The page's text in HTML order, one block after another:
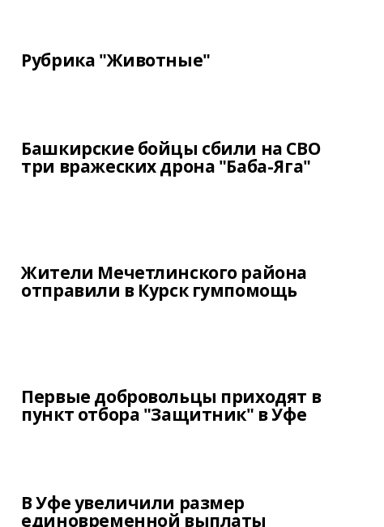
Рубрика "Животные"
Башкирские бойцы сбили на СВО
три вражеских дрона "Баба-Яга"
Жители Мечетлинского района
отправили в Курск гумпомощь
Первые добровольцы приходят в
пункт отбора "Защитник" в Уфе
В Уфе увеличили размер
единовременной выплаты